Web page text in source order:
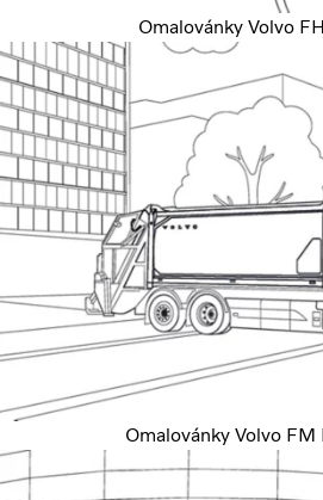
Omalovánky Volvo
Omalovánky Volvo